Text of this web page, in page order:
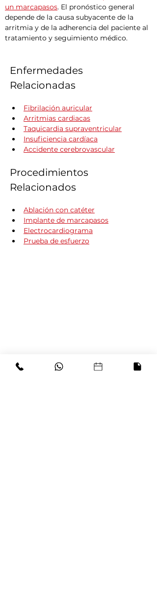
un marcapasos. El pronóstico general
depende de la causa subyacente de la
arritmia y de la adherencia del paciente al
tratamiento y seguimiento médico.
Enfermedades
Relacionadas
Fibrilación auricular
Arritmias cardiacas
Taquicardia supraventricular
Insuficiencia cardíaca
Accidente cerebrovascular
Procedimientos
Relacionados
Ablación con catéter
Implante de marcapasos
Electrocardiograma
Prueba de esfuerzo